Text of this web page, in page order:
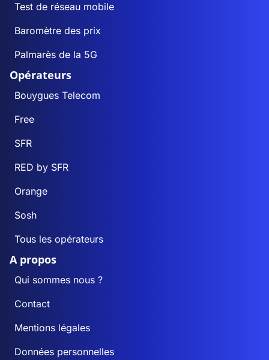
Test de réseau mobile
Baromètre des prix
Palmarès de la 5G
Opérateurs
Bouygues Telecom
Free
SFR
RED by SFR
Orange
Sosh
Tous les opérateurs
A propos
Qui sommes nous ?
Contact
Mentions légales
Données personnelles